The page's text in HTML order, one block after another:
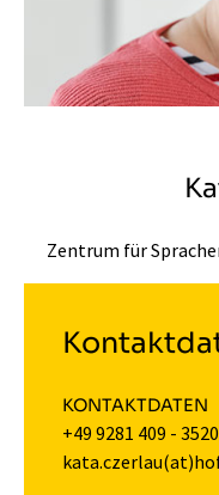
Zentrum für
KONTAKTDATEN
+49 9281 409 - 3520